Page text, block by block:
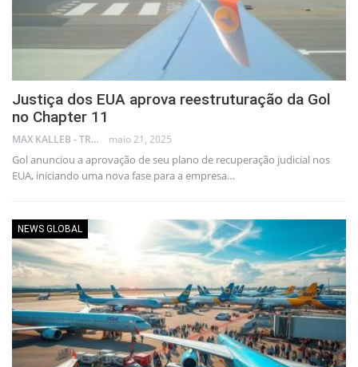
Justiça dos EUA aprova reestruturação da Gol
no Chapter 11
MAX KALLEB - TRADER maio 21, 2025
Gol anunciou a aprovação de seu plano de recuperação judicial nos
EUA, iniciando uma nova fase para a empresa…
NEWS GLOBAL